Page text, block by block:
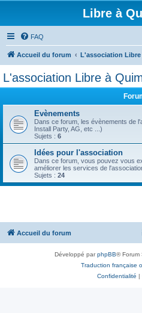
Libre à
FAQ
Accueil du forum L'association Libre
L'association Libre à
Evènements
Dans ce forum, les évènements de
Install Party, AG, etc ...)
Sujets : 6
Idées pour l'association
Dans ce forum, vous pouvez vous
améliorer les services de
Sujets : 24
Accueil du forum
Développé parphpBB® Forum
Traduction française
Confidentialité |